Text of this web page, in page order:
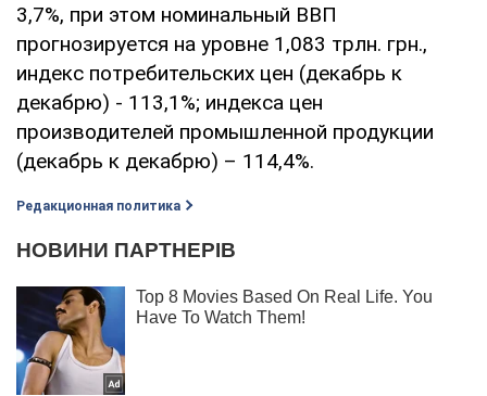
3,7%, при этом номинальный ВВП
прогнозируется на уровне 1,083 трлн. грн.,
индекс потребительских цен (декабрь к
декабрю) - 113,1%; индекса цен
производителей промышленной продукции
(декабрь к декабрю) – 114,4%.
Редакционная политика